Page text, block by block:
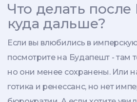
Что делать
куда дальше?
Если вы влюбились в
посмотрите на Будапешт - там
но они менее сохранены. Или
готика и ренессанс, но нет